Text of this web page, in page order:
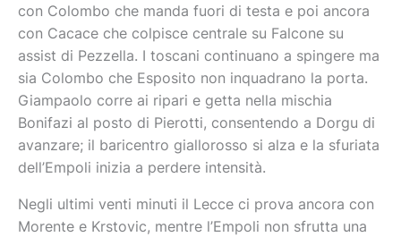
con Colombo che manda fuori di testa e poi ancora
con Cacace che colpisce centrale su Falcone su
assist di Pezzella. I toscani continuano a spingere ma
sia Colombo che Esposito non inquadrano la porta.
Giampaolo corre ai ripari e getta nella mischia
Bonifazi al posto di Pierotti, consentendo a Dorgu di
avanzare; il baricentro giallorosso si alza e la sfuriata
dell’Empoli inizia a perdere intensità.
Negli ultimi venti minuti il Lecce ci prova ancora con
Morente e Krstovic, mentre l’Empoli non sfrutta una